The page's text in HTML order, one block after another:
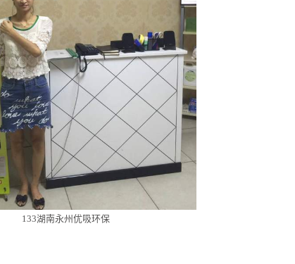
133湖南永州优吸环保